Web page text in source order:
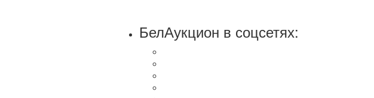
БелАукцион в соцсетях: